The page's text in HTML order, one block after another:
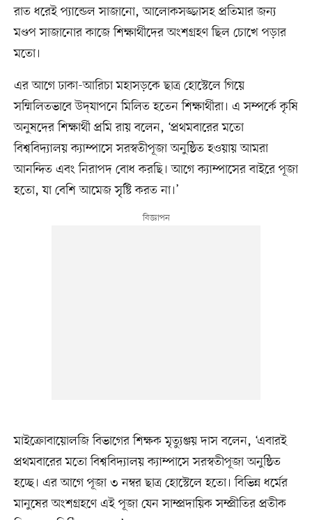
রাত ধরেই প্যান্ডেল সাজানো, আলোকসজ্জাসহ প্রতিমার জন্য
মণ্ডপ সাজানোর কাজে শিক্ষার্থীদের অংশগ্রহণ ছিল চোখে পড়ার
মতো।
এর আগে ঢাকা-আরিচা মহাসড়কে ছাত্র হোস্টেলে গিয়ে
সম্মিলিতভাবে উদ্‌যাপনে মিলিত হতেন শিক্ষার্থীরা। এ সম্পর্কে কৃষি
অনুষদের শিক্ষার্থী প্রমি রায় বলেন, ‘প্রথমবারের মতো
বিশ্ববিদ্যালয় ক্যাম্পাসে সরস্বতীপূজা অনুষ্ঠিত হওয়ায় আমরা
আনন্দিত এবং নিরাপদ বোধ করছি। আগে ক্যাম্পাসের বাইরে পূজা
হতো, যা বেশি আমেজ সৃষ্টি করত না।’
মাইক্রোবায়োলজি বিভাগের শিক্ষক মৃত্যুঞ্জয় দাস বলেন, ‘এবারই
প্রথমবারের মতো বিশ্ববিদ্যালয় ক্যাম্পাসে সরস্বতীপূজা অনুষ্ঠিত
হচ্ছে। এর আগে পূজা ৩ নম্বর ছাত্র হোস্টেলে হতো। বিভিন্ন ধর্মের
মানুষের অংশগ্রহণে এই পূজা যেন সাম্প্রদায়িক সম্প্রীতির প্রতীক